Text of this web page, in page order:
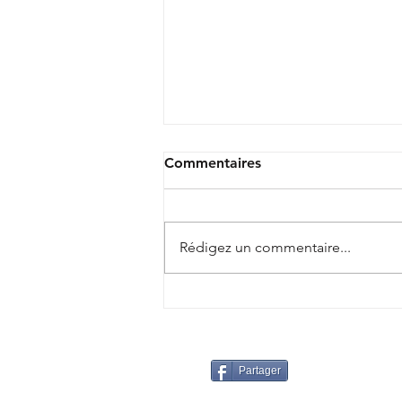
Camp Basket 2026
Commentaires
Rédigez un commentaire...
Partager